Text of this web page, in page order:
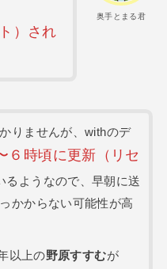
奥手とまる君
）され
りませんが、withのデ
６時頃に更新 （ リセ
るようなので、早朝に送
かからない可能性が高
以上の野原すすむが